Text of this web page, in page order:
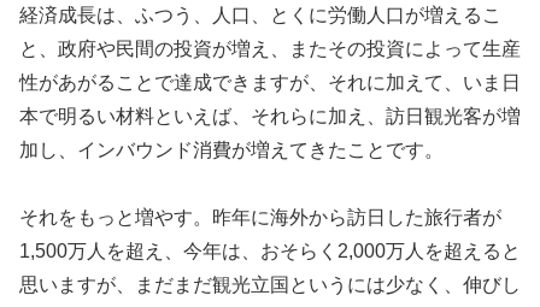
経済成長は、ふつう、人口、とくに労働人口が増えるこ
と、政府や民間の投資が増え、またその投資によって生産
性があがることで達成できますが、それに加えて、いま日
本で明るい材料といえば、それらに加え、訪日観光客が増
加し、インバウンド消費が増えてきたことです。
それをもっと増やす。昨年に海外から訪日した旅行者が
1,500万人を超え、今年は、おそらく2,000万人を超えると
思いますが、まだまだ観光立国というには少なく、伸びし